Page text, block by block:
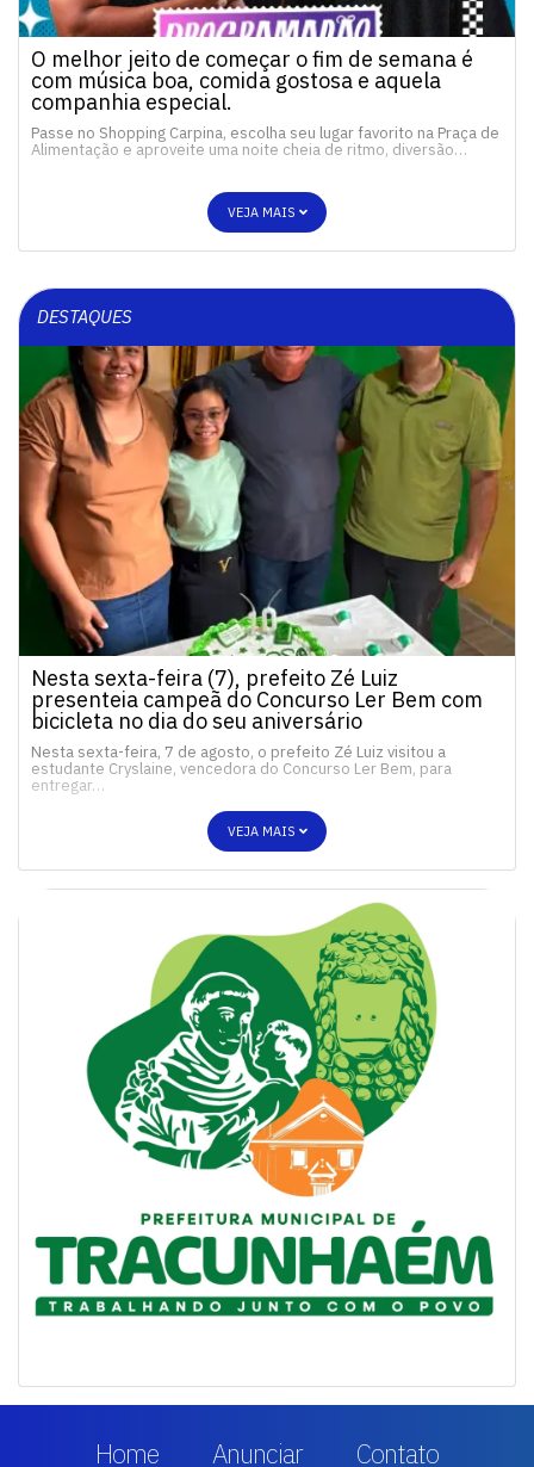
O melhor jeito de começar o fim de semana é
com música boa, comida gostosa e aquela
companhia especial.
Passe no Shopping Carpina, escolha seu lugar favorito na Praça de
Alimentação e aproveite uma noite cheia de ritmo, diversão…
VEJA MAIS
DESTAQUES
Nesta sexta-feira (7), prefeito Zé Luiz
presenteia campeã do Concurso Ler Bem com
bicicleta no dia do seu aniversário
Nesta sexta-feira, 7 de agosto, o prefeito Zé Luiz visitou a
estudante Cryslaine, vencedora do Concurso Ler Bem, para
entregar…
VEJA MAIS
Home Anunciar Contato